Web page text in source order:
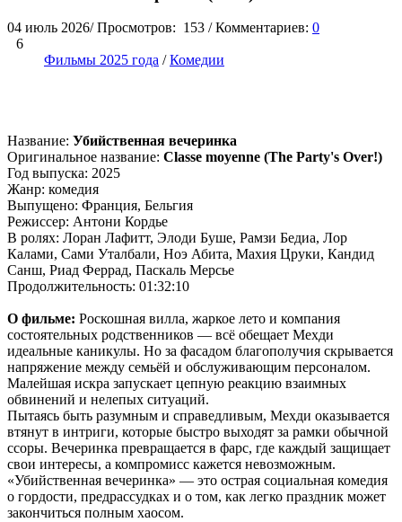
04 июль 2026/ Просмотров: 153 / Комментариев: 0
6
Фильмы 2025 года /Комедии
Название: Убийственная вечеринка
Оригинальное название: Classe moyenne (The Party's Over!)
Год выпуска: 2025
Жанр: комедия
Выпущено: Франция, Бельгия
Режиссер: Антони Кордье
В ролях: Лоран Лафитт, Элоди Буше, Рамзи Бедиа, Лор
Калами, Сами Уталбали, Ноэ Абита, Махия Цруки, Кандид
Санш, Риад Феррад, Паскаль Мерсье
Продолжительность: 01:32:10
О фильме: Роскошная вилла, жаркое лето и компания
состоятельных родственников — всё обещает Мехди
идеальные каникулы. Но за фасадом благополучия скрывается
напряжение между семьёй и обслуживающим персоналом.
Малейшая искра запускает цепную реакцию взаимных
обвинений и нелепых ситуаций.
Пытаясь быть разумным и справедливым, Мехди оказывается
втянут в интриги, которые быстро выходят за рамки обычной
ссоры. Вечеринка превращается в фарс, где каждый защищает
свои интересы, а компромисс кажется невозможным.
«Убийственная вечеринка» — это острая социальная комедия
о гордости, предрассудках и о том, как легко праздник может
закончиться полным хаосом.